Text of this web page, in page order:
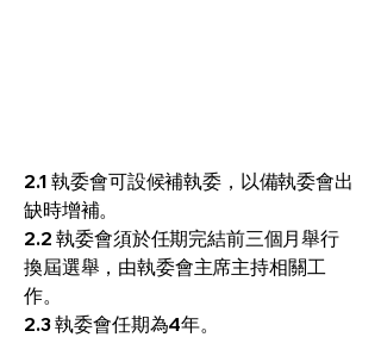
2.1 執委會可設候補執委，以備執委會出
缺時增補。
2.2 執委會須於任期完結前三個月舉行
換屆選舉，由執委會主席主持相關工
作。
2.3 執委會任期為4年。